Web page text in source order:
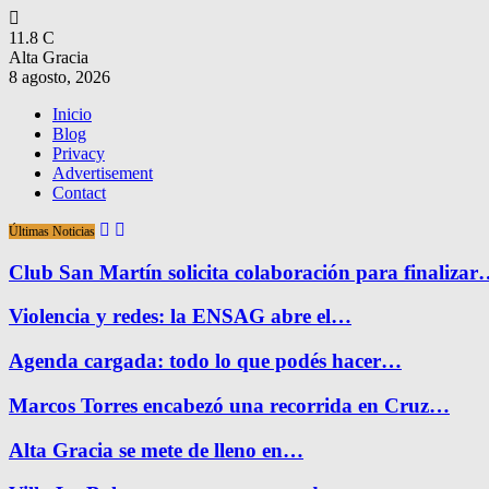
11.8 C
Alta Gracia
8 agosto, 2026
Inicio
Blog
Privacy
Advertisement
Contact
Últimas Noticias
Club San Martín solicita colaboración para
Violencia y redes: la ENSAG abre el…
Agenda cargada: todo lo que podés hacer…
Marcos Torres encabezó una recorrida en Cruz…
Alta Gracia se mete de lleno en…